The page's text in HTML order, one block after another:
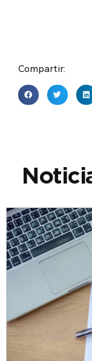
Compartir: